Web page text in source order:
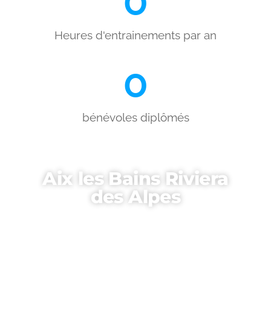
Heures d'entrainements par an
bénévoles diplômés
0
Aix les Bains Riviera
des Alpes